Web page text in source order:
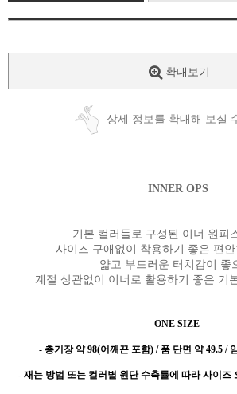
확대보기
상세 정보를 확대해 보실
INNER OPS
기본 컬러들로 구성된 이너 원피
사이즈 구애없이 착용하기 좋은 편
얇고 부드러운 터치감이 좋
계절 상관없이 이너로 활용하기 좋은 기
ONE SIZE
- 총기장 약 98(어깨끈 포함) / 품 단면 약 49.5 /
- 재는 방법 또는 컬러별 원단 수축률에 따라 사이즈